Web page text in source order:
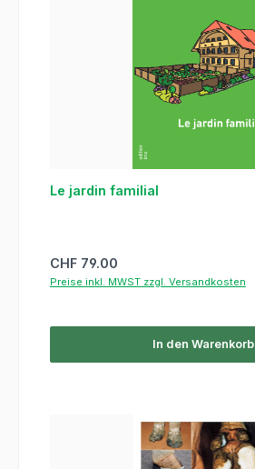
Le jardin familial
Regulärer Preis:
CHF 79.00
Preise inkl. MWST zzgl. Versandkosten
In den Warenkorb